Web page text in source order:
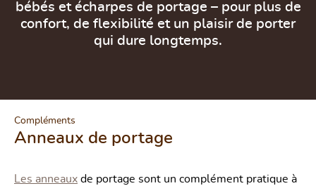
bébés et écharpes de portage – pour plus de
confort, de flexibilité et un plaisir de porter
qui dure longtemps.
Compléments
Anneaux de portage
Les anneaux de portage sont un complément pratique à